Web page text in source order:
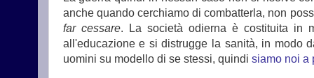
anche quando cerchiamo di combatterla, non
far cessare. La società odierna è costituita in
all'educazione e si distrugge la sanità, in modo
uomini su modello di se stessi, quindi siamo noi a